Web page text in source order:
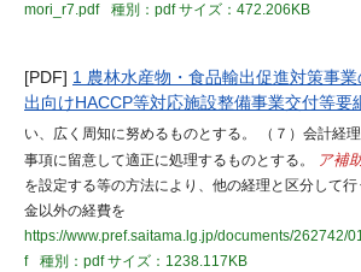
mori_r7.pdf
種別：pdfサイズ：472.206KB
[PDF] 1 農林水産物・食品輸出促進対策事
出向けHACCP等対応施設整備事業交付等要
い、広く周知に努めるものとする。 （７）会計経
事項に留意して適正に処理するものとする。
ア補
を設定する等の方法により、他の経理と区分して
金以外の経費を
https://www.pref.saitama.lg.jp/documents/262742/
f
種別：pdfサイズ：1238.117KB